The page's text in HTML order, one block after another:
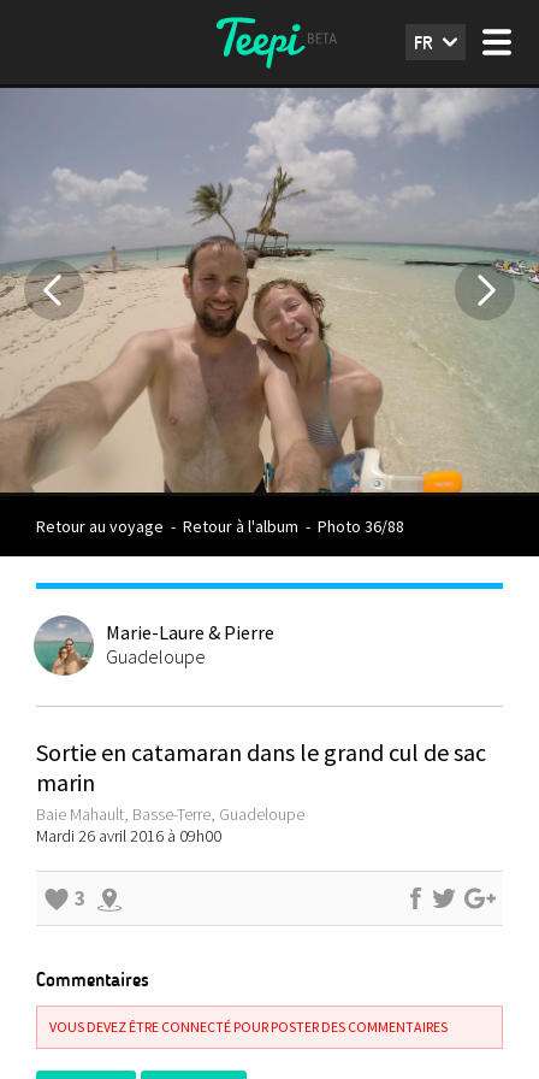
FR
Retour au voyage - Retour à l'album - Photo 36/88
Marie-Laure & Pierre
Guadeloupe
Sortie en catamaran dans le grand cul de sac
marin
Baie Mahault, Basse-Terre, Guadeloupe
Mardi 26 avril 2016 à 09h00
3
Commentaires
VOUS DEVEZ ÊTRE CONNECTÉ POUR POSTER DES COMMENTAIRES